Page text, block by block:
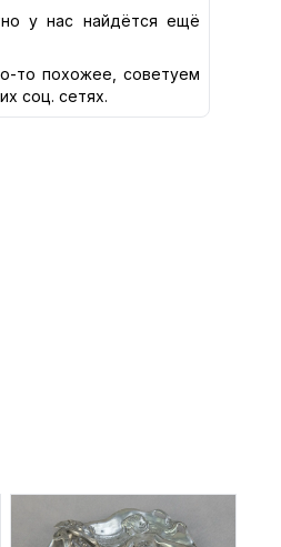
у нас найдётся ещё
то похожее, советуем
соц. сетях.